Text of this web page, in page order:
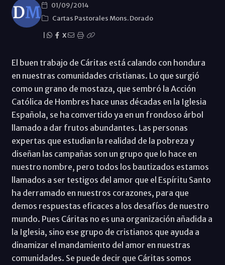
01/09/2014
Cartas Pastorales Mons. Dorado
X
El buen trabajo de Cáritas está calando con hondura
en nuestras comunidades cristianas. Lo que surgió
como un grano de mostaza, que sembró la Acción
Católica de Hombres hace unas décadas en la Iglesia
Española, se ha convertido ya en un frondoso árbol
llamado a dar frutos abundantes. Las personas
expertas que estudian la realidad de la pobreza y
diseñan las campañas son un grupo que lo hace en
nuestro nombre, pero todos los bautizados estamos
llamados a ser testigos del amor que el Espíritu Santo
ha derramado en nuestros corazones, para que
demos respuestas eficaces a los desafíos de nuestro
mundo. Pues Cáritas no es una organización añadida a
la Iglesia, sino ese grupo de cristianos que ayuda a
dinamizar el mandamiento del amor en nuestras
comunidades. Se puede decir que Cáritas somos